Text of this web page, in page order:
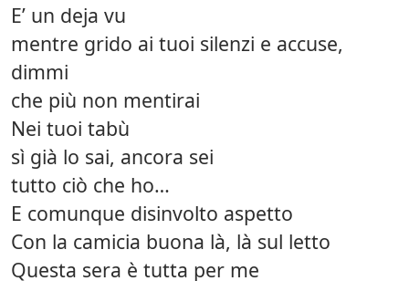
E’ un deja vu
mentre grido ai tuoi silenzi e accuse,
dimmi
che più non mentirai
Nei tuoi tabù
sì già lo sai, ancora sei
tutto ciò che ho…
E comunque disinvolto aspetto
Con la camicia buona là, là sul letto
Questa sera è tutta per me